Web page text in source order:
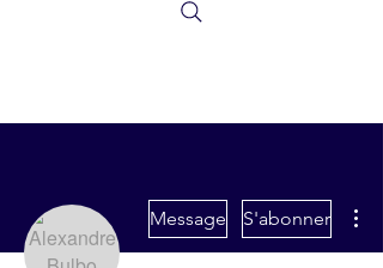
Message S'abonner